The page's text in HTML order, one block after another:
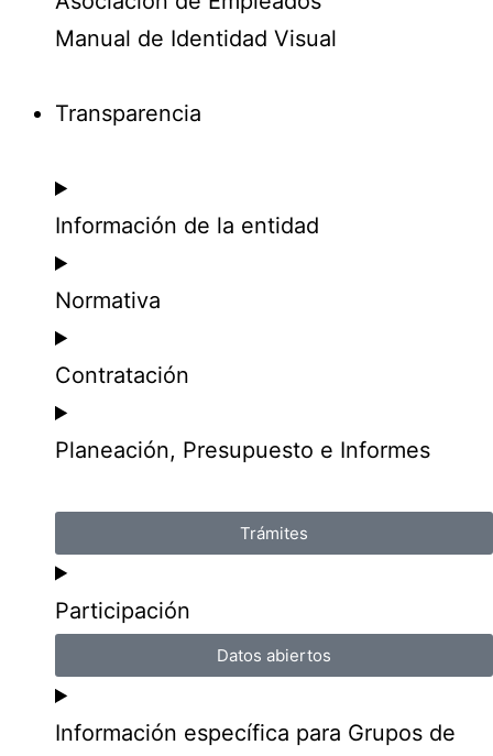
Manual de Identidad Visual
Transparencia
Información de la entidad
Normativa
Contratación
Planeación, Presupuesto e Informes
Trámites
Participación
Datos abiertos
Información específica para Grupos de